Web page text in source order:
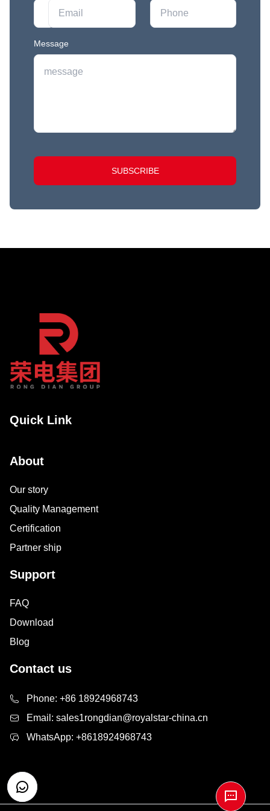
Message
SUBSCRIBE
Quick Link
About
Our story
Quality Management
Certification
Partner ship
Support
FAQ
Download
Blog
Contact us
Phone: +86 18924968743
Email: sales1rongdian@royalstar-china.cn
WhatsApp: +8618924968743